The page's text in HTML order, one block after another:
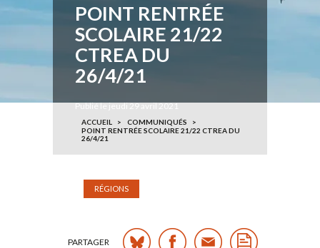
POINT RENTRÉE
SCOLAIRE 21/22
CTREA DU
26/4/21
Publié le jeudi 29 avril 2021
ACCUEIL
COMMUNIQUÉS
POINT RENTRÉE SCOLAIRE 21/22 CTREA DU
26/4/21
RÉGIONS
PARTAGER